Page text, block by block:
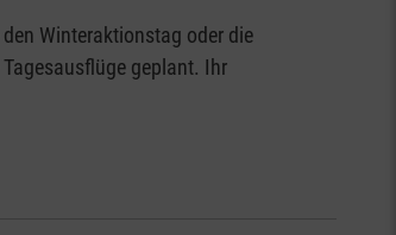
Winteraktionstag oder die
geplant. Ihr